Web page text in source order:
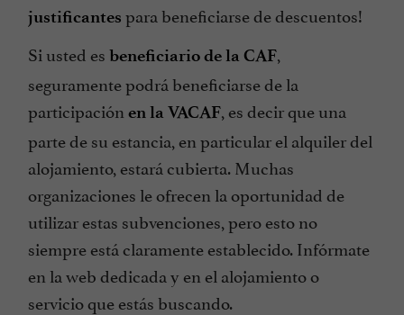
justificantes para beneficiarse de descuentos!
Si usted es beneficiario de la CAF,
seguramente podrá beneficiarse de la
participación en la VACAF, es decir que una
parte de su estancia, en particular el alquiler del
alojamiento, estará cubierta. Muchas
organizaciones le ofrecen la oportunidad de
utilizar estas subvenciones, pero esto no
siempre está claramente establecido. Infórmate
en la web dedicada y en el alojamiento o
servicio que estás buscando.